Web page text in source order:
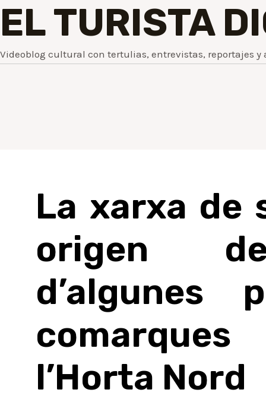
EL TURISTA
Videoblog cultural con tertulias, entrevistas, reportajes y
La xarxa de
origen
d’algunes
l’Horta Nord